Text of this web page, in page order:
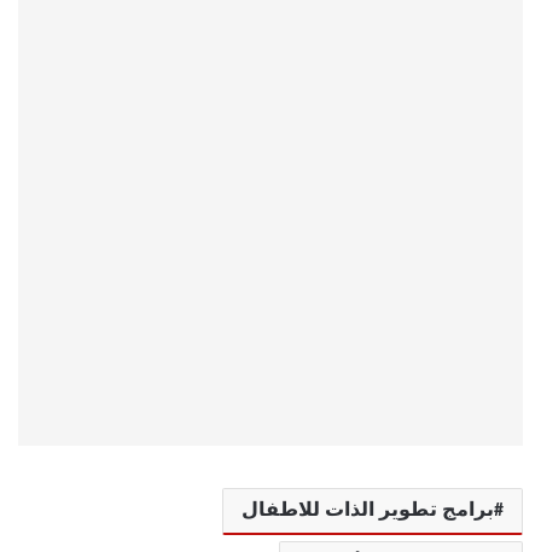
برامج تطوير الذات للاطفال